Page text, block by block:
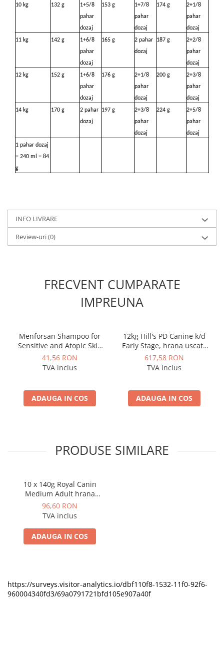
10 kg
132 g
1+5/8
pahar
dozaj
153 g
1+7/8
pahar
dozaj
174 g
2+1/8
pahar
dozaj
11 kg
142 g
1+6/8
pahar
dozaj
165 g
2 pahar
dozaj
187 g
2+2/8
pahar
dozaj
12 kg
152 g
1+6/8
pahar
dozaj
176 g
2+1/8
pahar
dozaj
200 g
2+3/8
pahar
dozaj
14 kg
170 g
2 pahar
dozaj
197 g
2+3/8
pahar
dozaj
224 g
2+5/8
pahar
dozaj
1 pahar dozaj
= 240 ml = 84
g
INFO LIVRARE
Review-uri(0)
FRECVENT CUMPARATE
IMPREUNA
Menforsan Shampoo for
Sensitive and Atopic Skin
Puppies 300 Ml
41,56 RON
TVA inclus
ADAUGA IN COS
12kg Hill's PD Canine k/d
Early Stage, hrana uscata
dieta veterinara pentru
caini
617,58 RON
TVA inclus
ADAUGA IN COS
PRODUSE SIMILARE
10 x 140g Royal Canin
Medium Adult hrana
umeda caine
96,60 RON
TVA inclus
ADAUGA IN COS
https://surveys.visitor-analytics.io/dbf110f8-1532-11f0-92f6-
960004340fd3/69a0791721bfd105e907a40f